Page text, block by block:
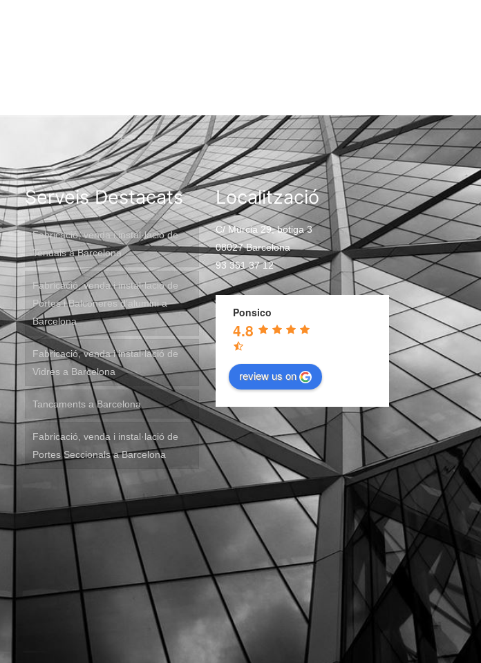
Serveis Destacats
Fabricació, venda i instal·lació de
Tendals a Barcelona
Fabricació, venda i instal·lació de
Portes i Balconeres d’alumini a
Barcelona
Fabricació, venda i instal·lació de
Vidres a Barcelona
Tancaments a Barcelona
Fabricació, venda i instal·lació de
Portes Seccionals a Barcelona
Localització
C/ Murcia 29, botiga 3
08027 Barcelona
93 351 37 12
Ponsico
4.8
review us on